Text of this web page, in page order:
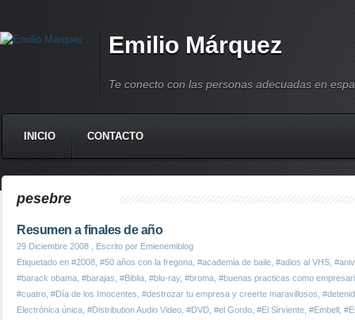
Emilio Márquez
Te conecto con las personas adecuadas en
INICIO CONTACTO
pesebre
Resumen a finales de año
29 Diciembre 2008 , Escrito por Emienemiblog
Etiquetado en #2008 #50 años con la fregona #academia de baile #adios al VHS
#barack obama #barajas #Biblia #blu-ray, #broma #buenas practicas como
#cuatro #Día de los Imocentes #destrozar tu empresa y creerte maravillosos
Electrónica única #Distribution Audio Video #DVD #el Gordo #El Sirviente #Embell